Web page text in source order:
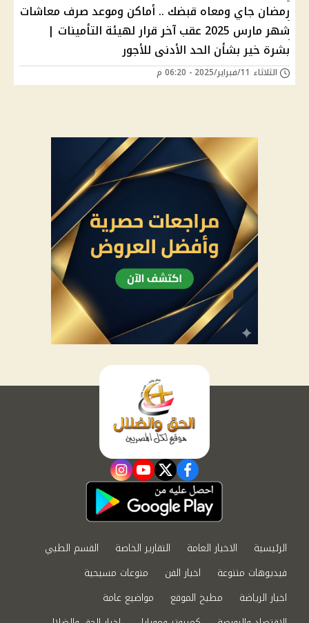
رمضان جاي ومعاه قبضك .. أماكن وموعد صرف معاشات
شهر مارس 2025 عقب آخر قرار لهيئة التأمينات |
بشرة خير بشأن الحد الأدنى للأجور
الثلاثاء 11/فبراير/2025 - 06:20 م
facebook
twitter
youtube
instagram
الرئيسية الاخبار العامة التقارير الخاصة
القسم الطبي
فيديوهات متنوعة
اخبار الفن
منوعات مسيحية
اخبار الرياضة
مطبخ الموقع
مواضيع عامة